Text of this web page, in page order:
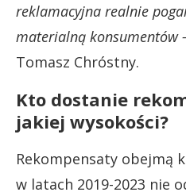
reklamacyjna realnie
materialną konsumentów
Tomasz Chróstny.
Kto dostanie
jakiej wysokości?
Rekompensaty obejmą
w latach 2019-2023 nie